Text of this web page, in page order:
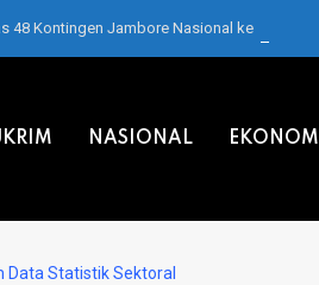
48 Kontingen Jambore Nasional ke Cibubur
NASIONAL EKONOMI
Data Statistik Sektoral